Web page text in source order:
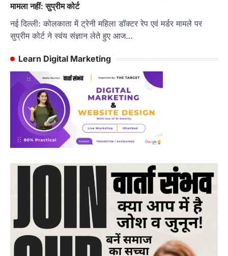
मामला नहीं: सुप्रीम कोर्ट
नई दिल्ली: कोलकाता में ट्रेनी महिला डॉक्टर रेप एवं मर्डर मामले पर
सुप्रीम कोर्ट ने स्वंय संज्ञान लेते हुए आज…
Learn Digital Marketing